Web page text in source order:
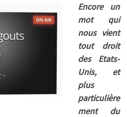
Encore un
mot qui
nous vient
tout droit
des Etats-
Unis, et
plus
particulière
ment du